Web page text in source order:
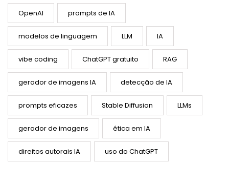
OpenAI prompts de IA
modelos de linguagem LLM IA
vibe coding ChatGPT gratuito RAG
gerador de imagens IA detecção de IA
prompts eficazes Stable Diffusion LLMs
gerador de imagens ética em IA
direitos autorais IA uso do ChatGPT